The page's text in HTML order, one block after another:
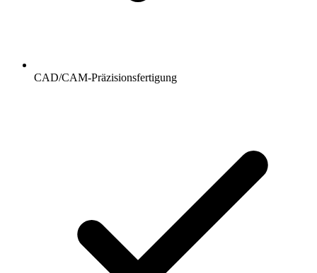
CAD/CAM-Präzisionsfertigung